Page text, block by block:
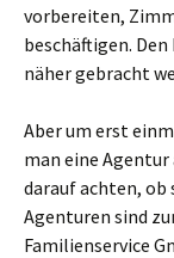
vorbereiten,
beschäftigen.
näher gebracht
Aber um erst
man eine
darauf achten, ob
Agenturen sind
Familienservice